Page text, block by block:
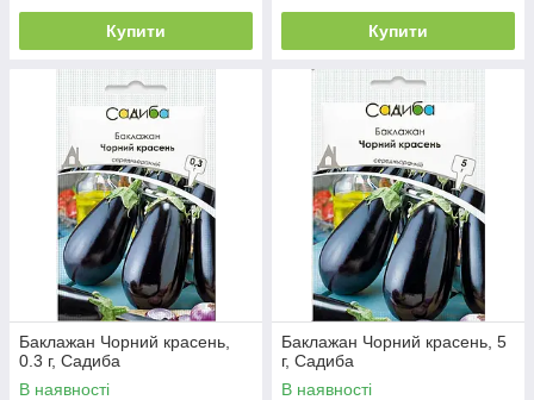
Купити Купити
Баклажан Чорний красень,
0.3 г, Садиба
В наявності
Баклажан Чорний красень, 5
г, Садиба
В наявності